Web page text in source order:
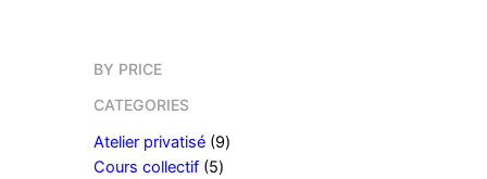
BY PRICE
CATEGORIES
Atelier privatisé 99
Cours collectif 55